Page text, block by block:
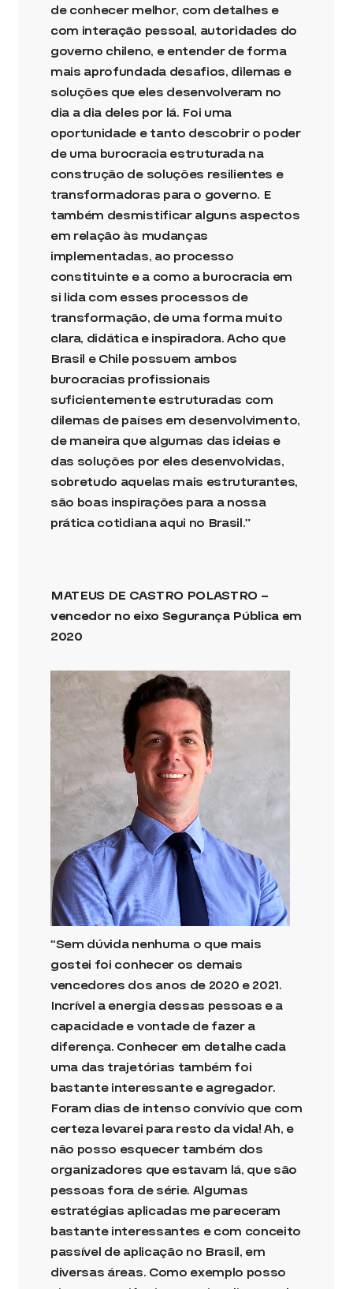
de conhecer melhor, com detalhes e
com interação pessoal, autoridades do
governo chileno, e entender de forma
mais aprofundada desafios, dilemas e
soluções que eles desenvolveram no
dia a dia deles por lá. Foi uma
oportunidade e tanto descobrir o poder
de uma burocracia estruturada na
construção de soluções resilientes e
transformadoras para o governo. E
também desmistificar alguns aspectos
em relação às mudanças
implementadas, ao processo
constituinte e a como a burocracia em
si lida com esses processos de
transformação, de uma forma muito
clara, didática e inspiradora. Acho que
Brasil e Chile possuem ambos
burocracias profissionais
suficientemente estruturadas com
dilemas de países em desenvolvimento,
de maneira que algumas das ideias e
das soluções por eles desenvolvidas,
sobretudo aquelas mais estruturantes,
são boas inspirações para a nossa
prática cotidiana aqui no Brasil.”
MATEUS DE CASTRO POLASTRO –
vencedor no eixo Segurança Pública em
2020
“Sem dúvida nenhuma o que mais
gostei foi conhecer os demais
vencedores dos anos de 2020 e 2021.
Incrível a energia dessas pessoas e a
capacidade e vontade de fazer a
diferença. Conhecer em detalhe cada
uma das trajetórias também foi
bastante interessante e agregador.
Foram dias de intenso convívio que com
certeza levarei para resto da vida! Ah, e
não posso esquecer também dos
organizadores que estavam lá, que são
pessoas fora de série. Algumas
estratégias aplicadas me pareceram
bastante interessantes e com conceito
passível de aplicação no Brasil, em
diversas áreas. Como exemplo posso